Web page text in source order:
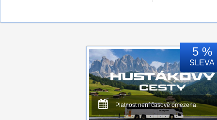
5 %
SLEVA
Platnost není časově omezena.